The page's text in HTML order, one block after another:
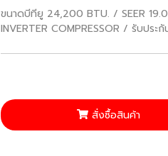
ขนาดบีทียู 24,200 BTU. / SEER
INVERTER COMPRESSOR / รับปร
สั่งซื้อสินค้า